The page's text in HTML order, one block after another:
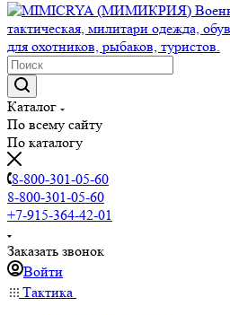
Каталог
По всему сайту
По каталогу
8-800-301-05-60
8-800-301-05-60
+7-915-364-42-01
Заказать звонок
Войти
Тактика